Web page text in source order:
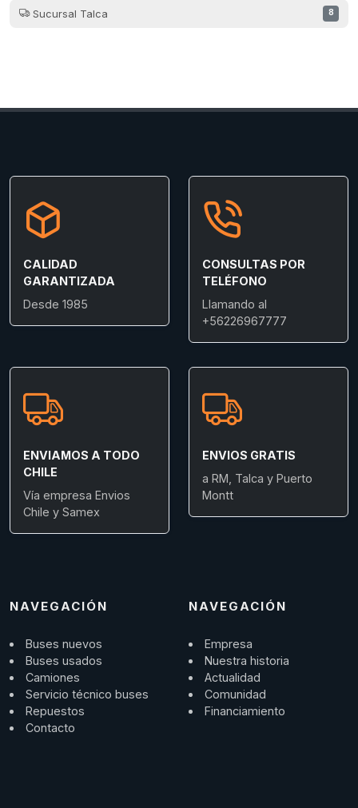
Sucursal Talca 8
CALIDAD
GARANTIZADA
Desde 1985
CONSULTAS POR
TELÉFONO
Llamando al
+56226967777
ENVIAMOS A TODO
CHILE
Vía empresa Envios
Chile y Samex
ENVIOS GRATIS
a RM, Talca y Puerto
Montt
NAVEGACIÓN
Buses nuevos
Buses usados
Camiones
Servicio técnico buses
Repuestos
Contacto
NAVEGACIÓN
Empresa
Nuestra historia
Actualidad
Comunidad
Financiamiento